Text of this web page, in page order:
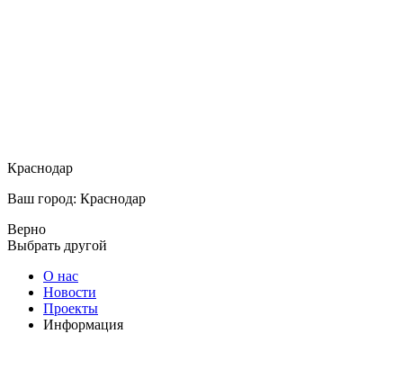
Краснодар
Ваш город: Краснодар
Верно
Выбрать другой
О нас
Новости
Проекты
Информация